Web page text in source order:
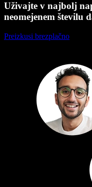
Uživajte v najbolj
neomejenem številu
Preizkusi brezplačno